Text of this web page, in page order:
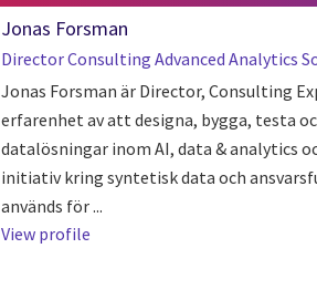
Jonas Forsman
Director Consulting Advanced Analytics
Jonas Forsman är Director, Consulting
erfarenhet av att designa, bygga, testa
datalösningar inom AI, data & analytics
initiativ kring syntetisk data och
används för ...
View profile